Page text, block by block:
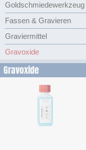
Goldschmiedewerkzeug
Fassen & Gravieren
Graviermittel
Gravoxide
Gravoxide